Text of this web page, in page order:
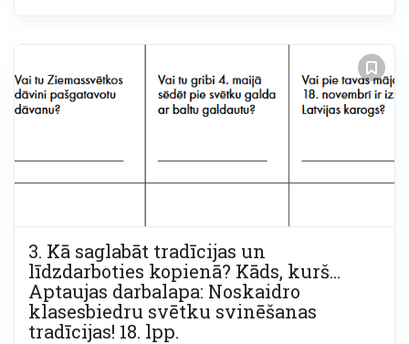
3. Kā saglabāt tradīcijas un
līdzdarboties kopienā? Kāds, kurš…
Aptaujas darbalapa: Noskaidro
klasesbiedru svētku svinēšanas
tradīcijas! 18. lpp.